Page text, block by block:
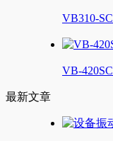
VB310-
VB-
最新文章